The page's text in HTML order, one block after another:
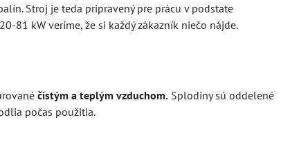
Stroj je teda pripravený pre prácu v podstate
81 kW veríme, že si každý zákazník niečo nájde.
čistým a teplým vzduchom. Splodiny sú oddelené
počas použitia.